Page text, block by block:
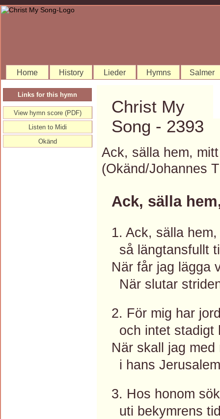
Home History Lieder Hymns Salmer
Christ My
Song - 2393
Ack, sälla hem,
(Okänd/Johannes
Ack, sälla
1. Ack, sälla
så längtansfullt
När får jag lägga
När slutar
2. För mig har
och intet stadigt
När skall jag
i hans
3. Hos honom
uti bekymrens
Links for this hymn
View hymn score (PDF)
Listen to Midi
Okänd